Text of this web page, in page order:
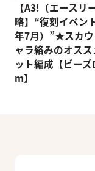
【A3!（エースリ
略】“復刻イベン
年7月）”★スカウ
ャラ絡みのオスス
ット編成【ビー
m】